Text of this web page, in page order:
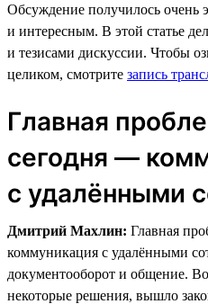
Обсуждение получилось очень
и интересным. В этой статье
и тезисами дискуссии. Чтобы
целиком, смотрите запись
Главная
сегодня —
с удалёнными
Дмитрий Махлин: Главная
коммуникация с удалёнными
документооборот и общение.
некоторые решения, вышло